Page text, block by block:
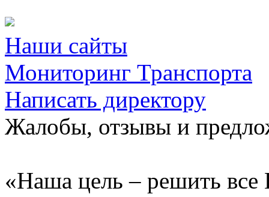
Наши сайты
Мониторинг Транспорта
Написать директору
Жалобы, отзывы и
«Наша цель – решить все